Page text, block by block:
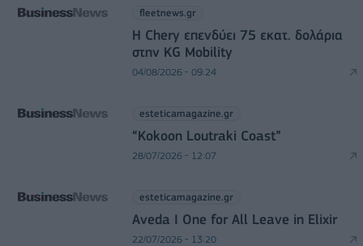
fleetnews.gr
Η Chery επενδύει 75 εκατ. δολάρια
στην KG Mobility
04/08/2026 - 09:24
esteticamagazine.gr
“Kokoon Loutraki Coast”
28/07/2026 - 12:07
esteticamagazine.gr
Aveda I One for All Leave in Elixir
22/07/2026 - 13:20